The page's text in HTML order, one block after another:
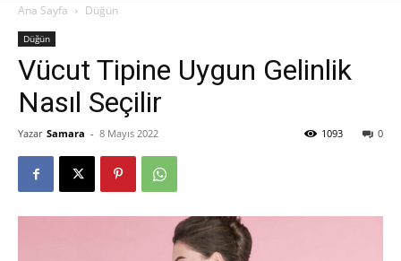
Ana Sayfa Düğün
Düğün
Vücut Tipine Uygun Gelinlik
Nasıl Seçilir
Yazar Samara - 8 Mayıs 2022 0
1093